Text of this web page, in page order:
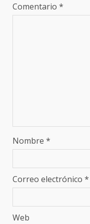
Comentario *
Nombre *
Correo electrónico *
Web